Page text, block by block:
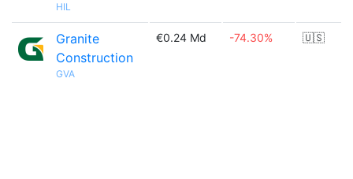
HIL
Granite
Construction
GVA
€0.24 Md -74.30% 🇺🇸